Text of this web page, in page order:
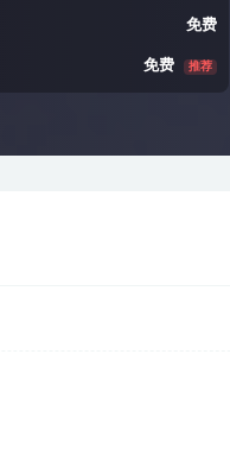
免费
免费 推荐